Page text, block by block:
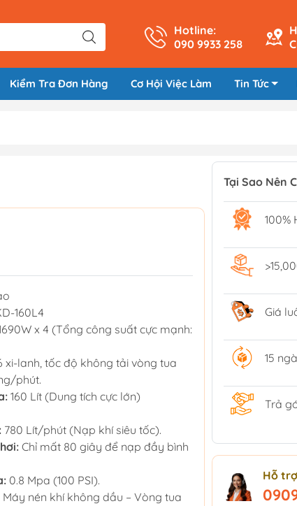
Hotline:
090 9933 258
Kiểm Tra Đơn Hàng Cơ Hội Việc Làm Tin Tức
160L4
x 4 (Tổng công suất cực mạnh:
xi-lanh, tốc độ không tải vòng tua
phút.
160 Lít (Dung tích cực lớn)
780 Lít/phút (Nạp khí siêu tốc).
Chỉ mất 80 giây để nạp đầy bình
0.8 Mpa (100 PSI).
Máy nén khí không dầu – Vòng tua
Tại Sao Nên
100%
Giá
15
Trả
Hỗ